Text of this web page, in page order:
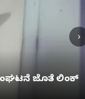
ಹಲವರಿಗೆ ಗಂಭೀರ
›